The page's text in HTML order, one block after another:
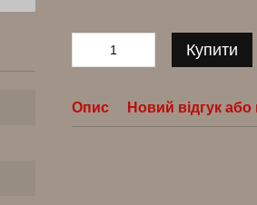
Купити
Опис Новий відгук